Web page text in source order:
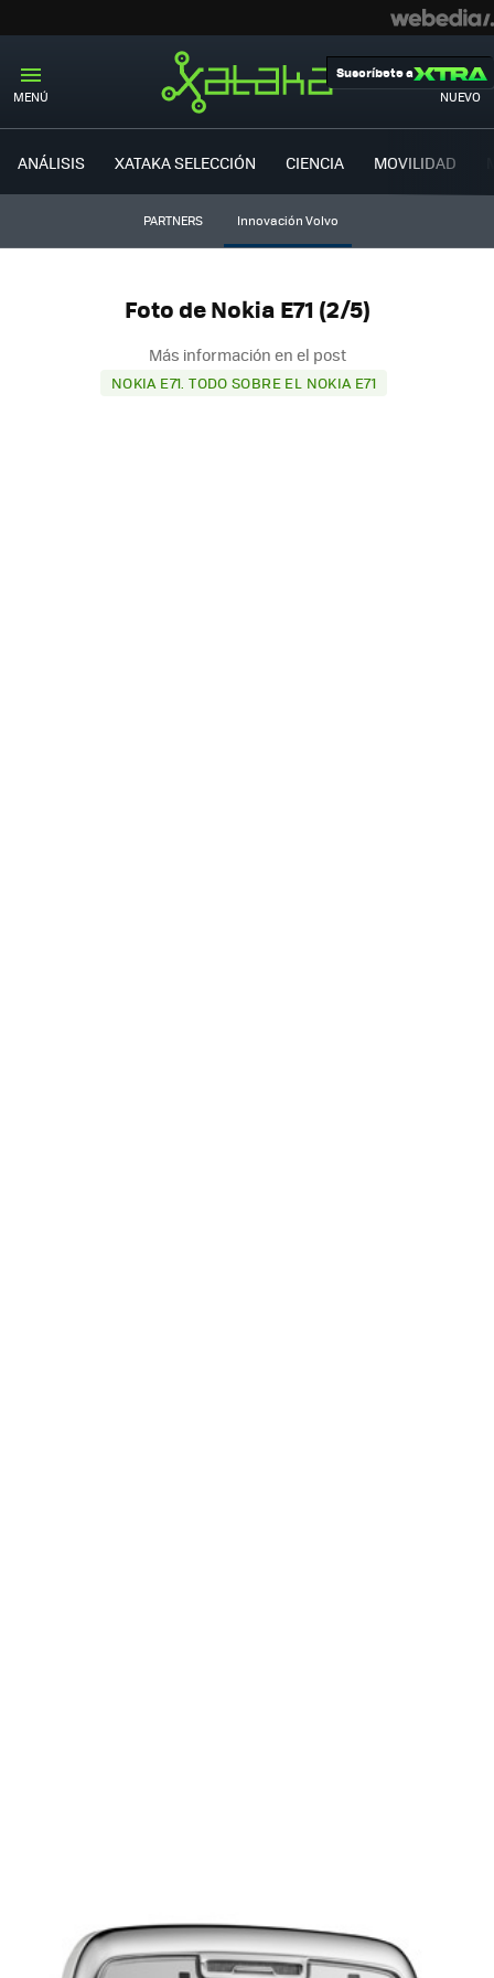
MENÚ NUEVO
Suscríbete a
ANÁLISIS XATAKA SELECCIÓN CIENCIA MOVILIDAD
PARTNERS Innovación Volvo
Foto de Nokia E71 (2/5)
Más información en el post
NOKIA E71. TODO SOBRE EL NOKIA E71